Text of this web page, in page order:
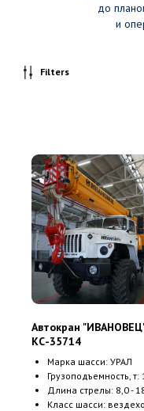
до
и
Filters
Автокран
КС-35714
Марка шасси: УРАЛ
Грузоподъемность, т:
Длина стрелы: 8,0 -
Класс шасси: